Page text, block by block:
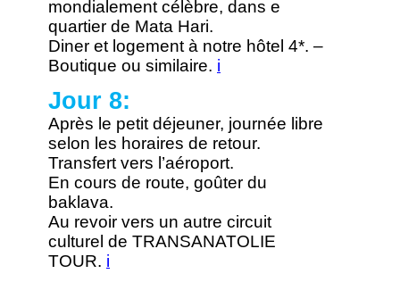
mondialement célèbre, dans e
quartier de Mata Hari.
Diner et logement à notre hôtel 4*. –
Boutique ou similaire. i
Jour 8:
Après le petit déjeuner, journée libre
selon les horaires de retour.
Transfert vers l’aéroport.
En cours de route, goûter du
baklava.
Au revoir vers un autre circuit
culturel de TRANSANATOLIE
TOUR. i